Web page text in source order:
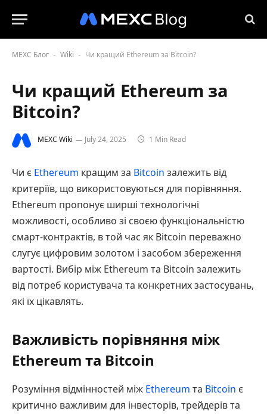
MEXC Блог - Wiki - Чи кращий Ethereum за Bitcoin?
Чи кращий Ethereum за
Bitcoin?
MEXC Wiki July 24, 2025 1 Min Read
Чи є Ethereum кращим за Bitcoin залежить від
критеріїв, що використовуються для порівняння.
Ethereum пропонує ширші технологічні
можливості, особливо зі своєю функціональністю
смарт-контрактів, в той час як Bitcoin переважно
слугує цифровим золотом і засобом збереження
вартості. Вибір між Ethereum та Bitcoin залежить
від потреб користувача та конкретних застосувань,
які їх цікавлять.
Важливість порівняння між
Ethereum та Bitcoin
Розуміння відмінностей між Ethereum та Bitcoin є
критично важливим для інвесторів, трейдерів та